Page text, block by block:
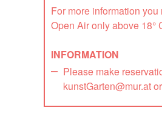
For more information
Open Air only above 18°
INFORMATION
Please make
kunstGarten@mur.at